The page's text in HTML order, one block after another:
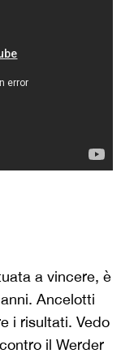
a vincere, è
Ancelotti
i risultati. Vedo
il Werder